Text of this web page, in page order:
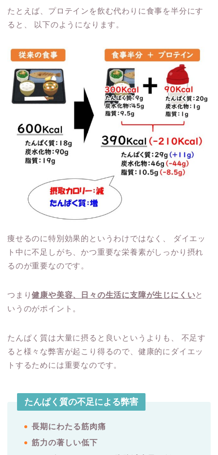
たとえば、プロテインを飲む代わりに食事を半分にす
ると、
以下のようになります。
痩せるのに特別効果的というわけではなく、
ダイエッ
ト中に不足しがち、かつ重要な栄養素がしっかり摂れ
るのが重要なのです。
つまり健康や美容、日々の生活に支障が生じにくいと
いうのがポイント。
たんぱく質は大量に摂ると良いというよりも、
不足す
ると様々な弊害が起こり得るので、健康的にダイエッ
トするためには重要なのです。
たんぱく質の不足による弊害
長期にわたる筋肉痛
筋力の著しい低下